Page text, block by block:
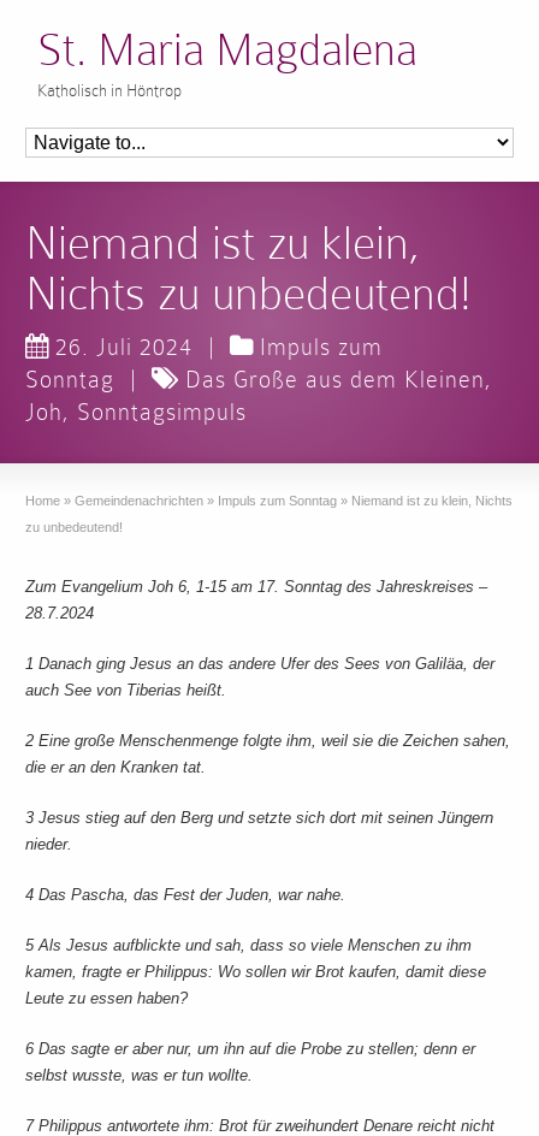
St. Maria Magdalena
Katholisch in Höntrop
Niemand ist zu klein,
Nichts zu unbedeutend!
26. Juli 2024 |
Impuls zum
Sonntag
| Das Große aus dem Kleinen,
Joh, Sonntagsimpuls
Home » Gemeindenachrichten » Impuls zum Sonntag » Niemand ist zu klein, Nichts
zu unbedeutend!
Zum Evangelium Joh 6, 1-15 am 17. Sonntag des Jahreskreises –
28.7.2024
1Danach ging Jesus an das andere Ufer des Sees von Galiläa, der
auch See von Tiberias heißt.
2Eine große Menschenmenge folgte ihm, weil sie die Zeichen sahen,
die er an den Kranken tat.
3Jesus stieg auf den Berg und setzte sich dort mit seinen Jüngern
nieder.
4Das Pascha, das Fest der Juden, war nahe.
5Als Jesus aufblickte und sah, dass so viele Menschen zu ihm
kamen, fragte er Philippus: Wo sollen wir Brot kaufen, damit diese
Leute zu essen haben?
6Das sagte er aber nur, um ihn auf die Probe zu stellen; denn er
selbst wusste, was er tun wollte.
7Philippus antwortete ihm: Brot für zweihundert Denare reicht nicht